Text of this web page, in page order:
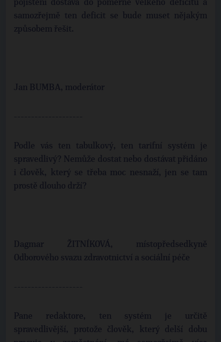
pojištění dostává do poměrně velkého deficitu a
samozřejmě ten deficit se bude muset nějakým
způsobem řešit.
Jan BUMBA, moderátor
--------------------
Podle vás ten tabulkový, ten tarifní systém je
spravedlivý? Nemůže dostat nebo dostávat přidáno
i člověk, který se třeba moc nesnaží, jen se tam
prostě dlouho drží?
Dagmar ŽITNÍKOVÁ, místopředsedkyně
Odborového svazu zdravotnictví a sociální péče
--------------------
Pane redaktore, ten systém je určitě
spravedlivější, protože člověk, který delší dobu